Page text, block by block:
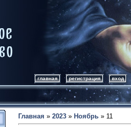
главная регистрация вход
Главная » 2023 » Ноябрь » 11